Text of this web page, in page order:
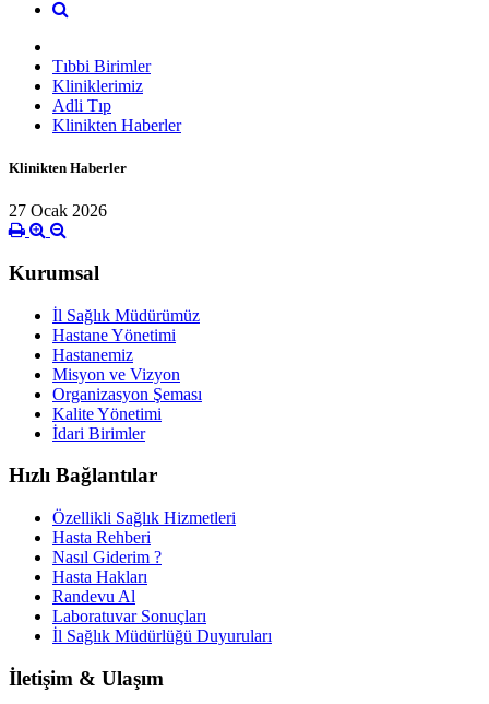
Tıbbi Birimler
Kliniklerimiz
Adli Tıp
Klinikten Haberler
Klinikten Haberler
27 Ocak 2026
Kurumsal
İl Sağlık Müdürümüz
Hastane Yönetimi
Hastanemiz
Misyon ve Vizyon
Organizasyon Şeması
Kalite Yönetimi
İdari Birimler
Hızlı Bağlantılar
Özellikli Sağlık Hizmetleri
Hasta Rehberi
Nasıl Giderim ?
Hasta Hakları
Randevu Al
Laboratuvar Sonuçları
İl Sağlık Müdürlüğü Duyuruları
İletişim & Ulaşım